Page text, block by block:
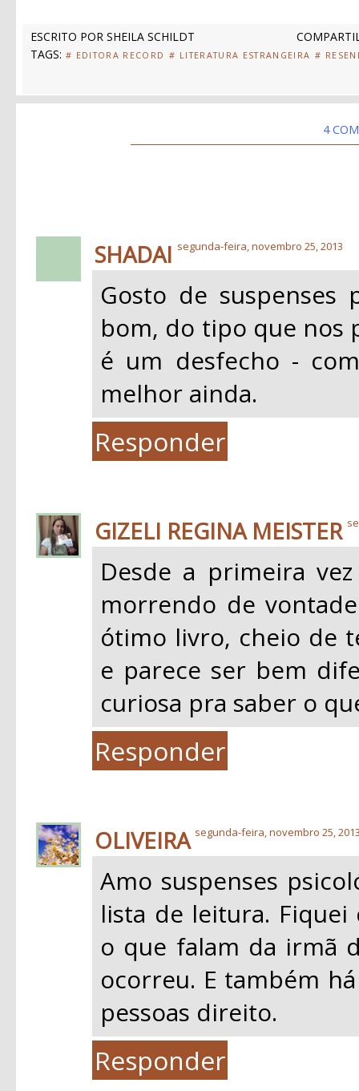
ESCRITO POR SHEILA SCHILDT
TAGS: # EDITORA RECORD # LITERATURA ESTRANGEIRA #
4
SHADAI segunda-feira, novembro 25, 2013
Gosto de suspenses
bom, do tipo que nos
é um desfecho -
melhor ainda.
Responder
GIZELI REGINA MEISTER
Desde a primeira
morrendo de
ótimo livro, cheio de
e parece ser bem
curiosa pra saber o
Responder
OLIVEIRA segunda-feira, novembro 25,
Amo suspenses
lista de leitura.
o que falam da irmã
ocorreu. E também
pessoas direito.
Responder